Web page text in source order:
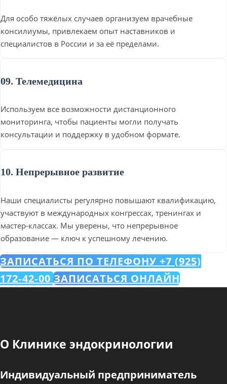
Для особо тяжёлых случаев организуем врачебные
консилиумы, привлекаем опыт наставников и
специалистов в России и за её пределами.
09. Телемедицина
Используем все возможности дистанционного
мониторинга, чтобы пациенты могли получать
консультации и поддержку в удобном формате.
10. Непрерывное развитие
Наши специалисты регулярно повышают квалификацию,
участвуют в международных конгрессах, тренингах и
мастер-классах. Мы уверены, что непрерывное
образование — ключ к успешному лечению.
ЗАПИСАТЬСЯ ПО ТЕЛЕФОНУ +7 (925)
172‑42‑00ЗАПИСАТЬСЯ ОНЛАЙН
О Клинике эндокринологии
Индивидуальный предприниматель